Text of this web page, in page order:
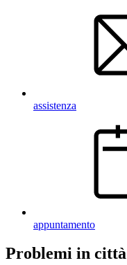
assistenza
appuntamento
Problemi in città